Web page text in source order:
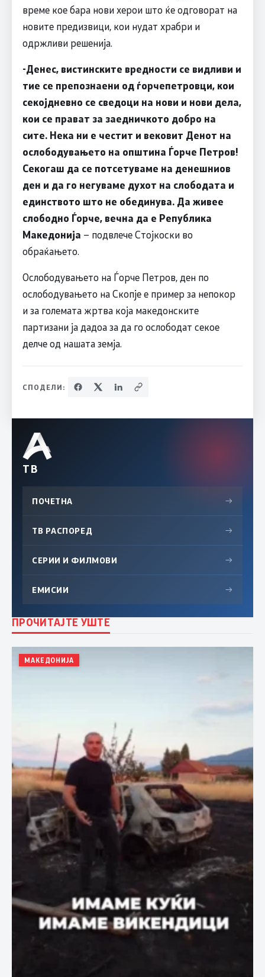
време кое бара нови херои што ќе одговорат на
новите предизвици, кои нудат храбри и
одржливи решенија.
-Денес, вистинските вредности се видливи и
тие се препознаени од ѓорчепетровци, кои
секојдневно се сведоци на нови и нови дела,
кои се прават за заедничкото добро на
сите. Нека ни е честит и вековит Денот на
ослободувањето на општина Ѓорче Петров!
Секогаш да се потсетуваме на денешниов
ден и да го негуваме духот на слободата и
единството што не обединува. Да живее
слободно Ѓорче, вечна да е Република
Македонија – подвлече Стојкоски во
обраќањето.
Ослободувањето на Ѓорче Петров, ден по
ослободувањето на Скопје е пример за непокор
и за големата жртва која македонските
партизани ја дадоа за да го ослободат секое
делче од нашата земја.
СПОДЕЛИ:
ТВ
ПОЧЕТНА →
ТВ РАСПОРЕД →
СЕРИИ И ФИЛМОВИ →
ЕМИСИИ →
ПРОЧИТАЈТЕ УШТЕ
МАКЕДОНИЈА